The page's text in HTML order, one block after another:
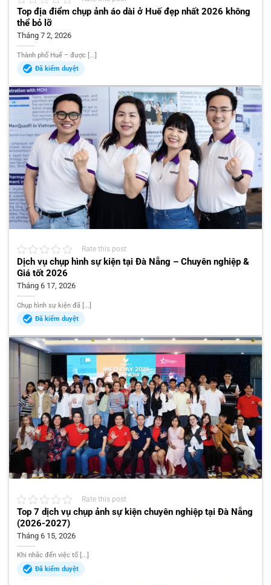
Top địa điểm chụp ảnh áo dài ở Huế đẹp nhất 2026 không
thể bỏ lỡ
Tháng 7 2, 2026
Thành phố Huế – được [...]
Đã kiểm duyệt
Rate this post
Dịch vụ chụp hình sự kiện tại Đà Nẵng – Chuyên nghiệp &
Giá tốt 2026
Tháng 6 17, 2026
Chụp hình sự kiện đã [...]
Đã kiểm duyệt
Rate this post
Top 7 dịch vụ chụp ảnh sự kiện chuyên nghiệp tại Đà Nẵng
(2026-2027)
Tháng 6 15, 2026
Khi nhắc đến việc tổ [...]
Đã kiểm duyệt